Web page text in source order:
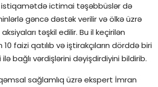
ictimai təşəbbüslər də
gəncə dəstək verilir və ölkə üzrə
təşkil edilir. Bu il keçirilən
faizi qatılıb və iştirakçıların dörddə biri
bağlı vərdişlərini dəyişdirdiyini bildirib.
sağlamlıq üzrə ekspert İmran